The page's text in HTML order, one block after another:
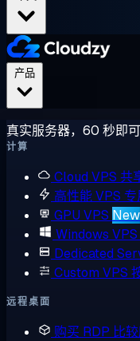
真实服务器，60 秒即
计算
Cloud VPS 共
高性能 VPS
GPU VPS New
Windows VPS
Dedicated
Custom VPS
远程桌面
购买 RDP 比